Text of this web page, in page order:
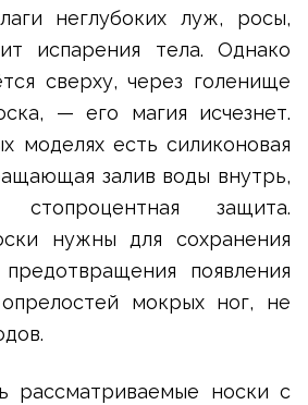
неглубоких луж, росы,
испарения тела. Однако
сверху, через голенище
— его магия исчезнет.
моделях есть силиконовая
залив воды внутрь,
защита.
нужны для сохранения
появления
мокрых ног, не
рассматриваемые носки с